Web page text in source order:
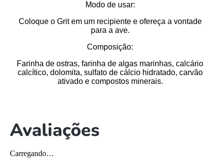
Modo de usar:
Coloque o Gritem um recipiente e ofereça a vontade
para a ave.
Composição:
Farinha de ostras, farinha de algas marinhas, calcário
calcítico, dolomita, sulfato de cálcio hidratado, carvão
ativado e compostos minerais.
Avaliações
Carregando…